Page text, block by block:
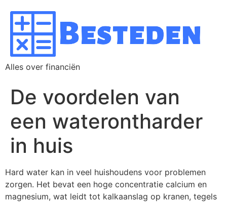
Alles over financiën
De voordelen van
een waterontharder
in huis
Hard water kan in veel huishoudens voor problemen
zorgen. Het bevat een hoge concentratie calcium en
magnesium, wat leidt tot kalkaanslag op kranen, tegels